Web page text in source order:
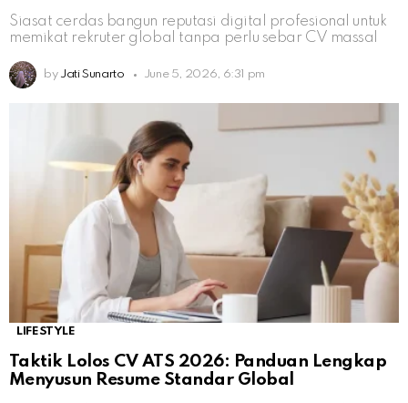
Siasat cerdas bangun reputasi digital profesional untuk
memikat rekruter global tanpa perlu sebar CV massal
by Jati Sunarto June 5, 2026, 6:31 pm
LIFESTYLE
Taktik Lolos CV ATS 2026: Panduan Lengkap
Menyusun Resume Standar Global